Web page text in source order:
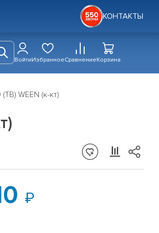
КОНТАКТЫ
ВойтиИзбранноеСравнениеКорзина
WEEN (к-кт)